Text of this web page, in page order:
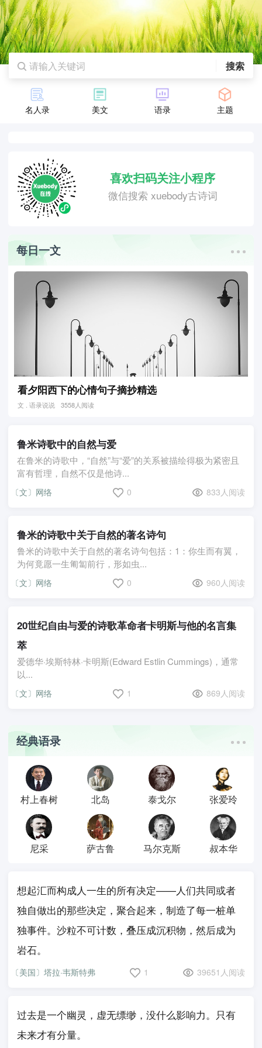
搜索
名人录 美文 语录 主题
喜欢扫码关注小程序
微信搜索 xuebody古诗词
每日一文
看夕阳西下的心情句子摘抄精选
文 . 语录说说 3558人阅读
鲁米诗歌中的自然与爱
在鲁米的诗歌中，“自然”与“爱”的关系被描绘得极为紧密且
富有哲理，自然不仅是他诗...
〔文〕网络 0 833人阅读
鲁米的诗歌中关于自然的著名诗句
鲁米的诗歌中关于自然的著名诗句包括：1：你生而有翼，
为何竟愿一生匍匐前行，形如虫...
〔文〕网络 0 960人阅读
20世纪自由与爱的诗歌革命者卡明斯与他的名言集
萃
爱德华·埃斯特林·卡明斯(Edward Estlin Cummings)，通常
以...
〔文〕网络 1 869人阅读
经典语录
村上春树 北岛 泰戈尔 张爱玲
尼采 萨古鲁 马尔克斯 叔本华
想起汇而构成人一生的所有决定——人们共同或者
独自做出的那些决定，聚合起来，制造了每一桩单
独事件。沙粒不可计数，叠压成沉积物，然后成为
岩石。
〔美国〕塔拉·韦斯特弗 1 39651人阅读
过去是一个幽灵，虚无缥缈，没什么影响力。只有
未来才有分量。